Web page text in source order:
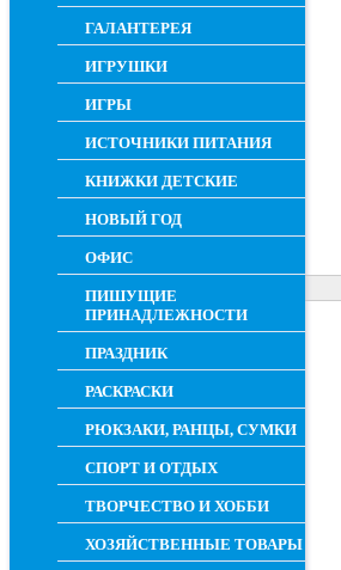
ГАЛАНТЕРЕЯ
ИГРУШКИ
ИГРЫ
ИСТОЧНИКИ ПИТАНИЯ
КНИЖКИ ДЕТСКИЕ
НОВЫЙ ГОД
ОФИС
ПИШУЩИЕ
ПРИНАДЛЕЖНОСТИ
ПРАЗДНИК
РАСКРАСКИ
РЮКЗАКИ, РАНЦЫ, СУМКИ
СПОРТ И ОТДЫХ
ТВОРЧЕСТВО И ХОББИ
ХОЗЯЙСТВЕННЫЕ ТОВАРЫ